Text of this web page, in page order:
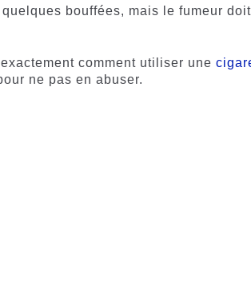
bouffées, mais le fumeur doit
comment utiliser une
ne pas en abuser.